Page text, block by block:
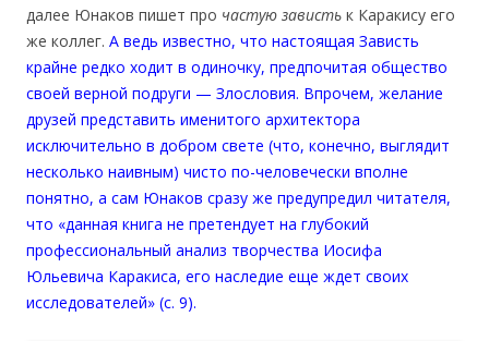
далее Юнаков пишет про частую зависть к Каракису его
же коллег. А ведь известно, что настоящая Зависть
крайне редко ходит в одиночку, предпочитая общество
своей верной подруги — Злословия. Впрочем, желание
друзей представить именитого архитектора
исключительно в добром свете (что, конечно, выглядит
несколько наивным) чисто по-человечески вполне
понятно, а сам Юнаков сразу же предупредил читателя,
что «данная книга не претендует на глубокий
профессиональный анализ творчества Иосифа
Юльевича Каракиса, его наследие еще ждет своих
исследователей» (с. 9).